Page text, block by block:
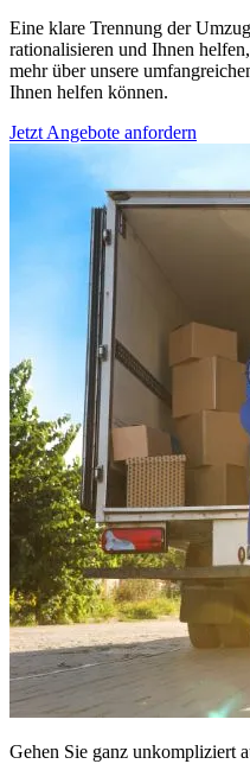
Eine klare Trennung der
rationalisieren und Ihnen
mehr über unsere
Ihnen helfen können.
Jetzt Angebote anfordern
Gehen Sie ganz unkompliziert